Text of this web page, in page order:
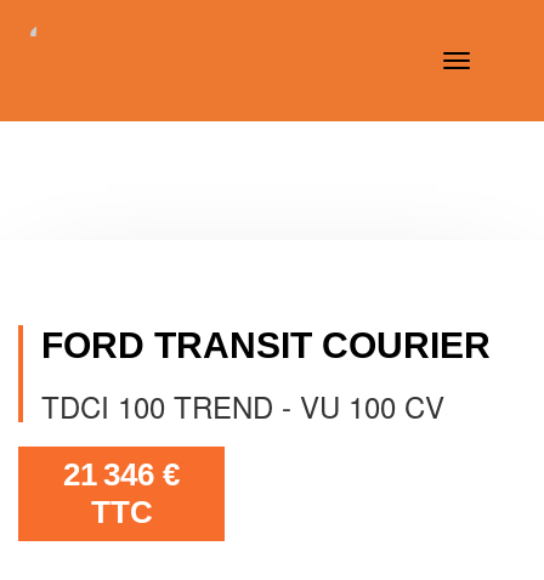
Toggle
FORD TRANSIT COURIER
TDCI 100 TREND - VU 100 CV
21 346 €
TTC